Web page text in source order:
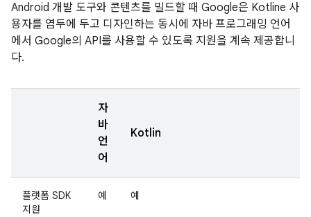
Android 개발 도구와 콘텐츠를 빌드할 때 Google은 Kotline 사
용자를 염두에 두고 디자인하는 동시에 자바 프로그래밍 언어
에서 Google의 API를 사용할 수 있도록 지원을 계속 제공합니
다.
자
바
언
어
Kotlin
플랫폼 SDK
지원
예 예